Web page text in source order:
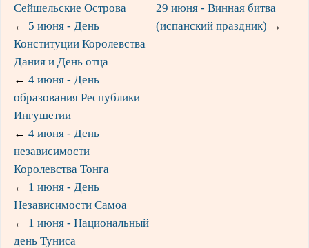
Сейшельские Острова
← 5 июня - День
Конституции Королевства
Дания и День отца
← 4 июня - День
образования Республики
Ингушетии
← 4 июня - День
независимости
Королевства Тонга
← 1 июня - День
Независимости Самоа
← 1 июня - Национальный
день Туниса
29 июня - Винная битва
(испанский праздник) →